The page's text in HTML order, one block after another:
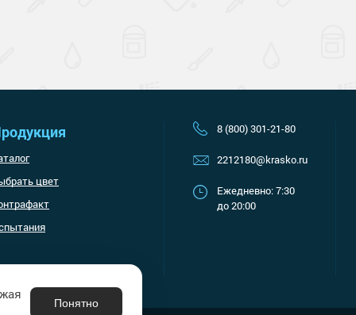
цвет
8 (800) 301-21-80
2212180@krasko.ru
Ежедневно: 7:30
до 20:00
Понятно